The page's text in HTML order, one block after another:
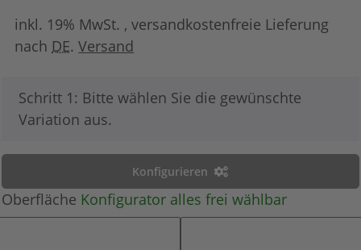
inkl. 19% MwSt. , versandkostenfreie Lieferung
nach DE.Versand
x
Schritt 1: Bitte wählen Sie die gewünschte
Variation aus.
Konfigurieren
Oberfläche Konfigurator alles frei wählbar